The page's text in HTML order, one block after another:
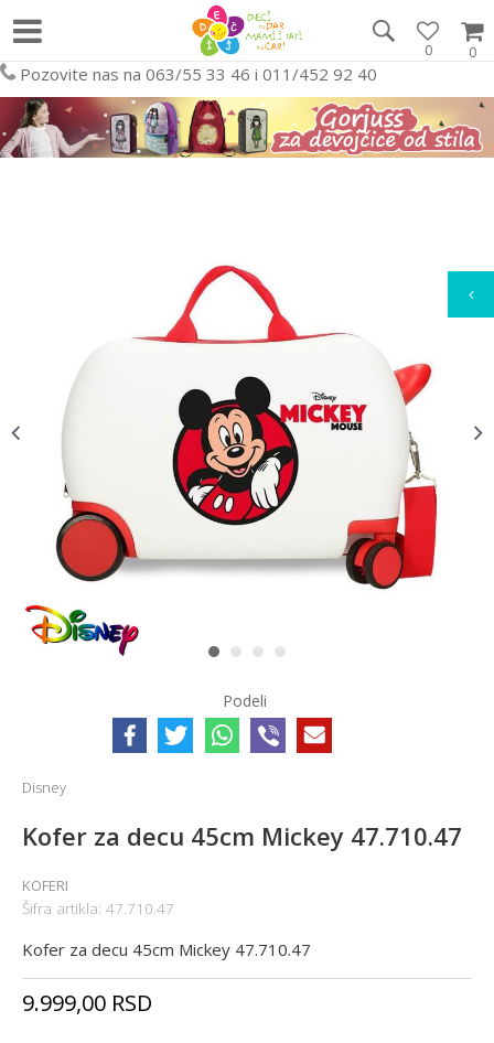
0
0
Pozovite nas na 063/55 33 46 i 011/452 92 40
1 2 3 4
Podeli
Disney
Kofer za decu 45cm Mickey 47.710.47
KOFERI
Šifra artikla: 47.710.47
Kofer za decu 45cm Mickey 47.710.47
9.999,00 RSD